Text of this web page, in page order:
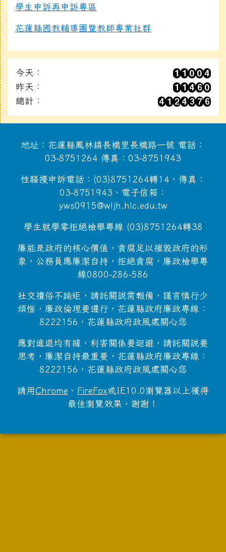
學生申訴再申訴專區
花蓮縣國教輔導團暨教師專業社群
今天：
昨天：
總計：
地址：花蓮縣鳳林鎮長橋里長橋路一號 電話：
03-8751264 傳真：03-8751943
性騷擾申訴電話：(03)8751264轉14、傳真：
03-8751943、電子信箱：
yws0915@wljh.hlc.edu.tw
學生就學零拒絕檢舉專線 (03)8751264轉38
廉能是政府的核心價值，貪腐足以摧毀政府的形
象，公務員應廉潔自持，拒絕貪腐，廉政檢舉專
線0800-286-586
社交禮俗不踰矩，請託關說需報備，謹言慎行少
煩惱，廉政倫理要遵行，花蓮縣政府廉政專線：
8222156，花蓮縣政府政風處關心您
應對進退均有據，利害關係要迴避，請託關說要
思考，廉潔自持最重要，花蓮縣政府廉政專線：
8222156，花蓮縣政府政風處關心您
請用 Chrome 、 FireFox或IE10.0瀏覽器以上獲得
最佳瀏覽效果，謝謝！